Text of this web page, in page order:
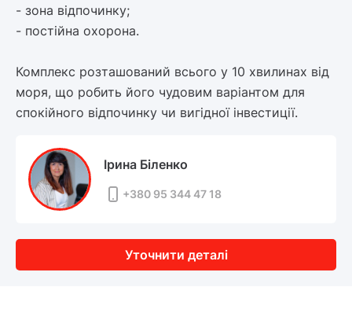
- зона відпочинку;
- постійна охорона.
Комплекс розташований всього у 10 хвилинах від
моря, що робить його чудовим варіантом для
спокійного відпочинку чи вигідної інвестиції.
Ірина Біленко
+380 95 344 47 18
Уточнити деталі